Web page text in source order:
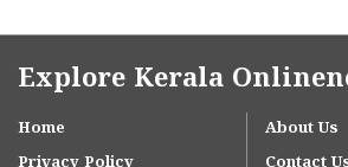
ടീസ്പൂൺ നെയ് – 3 ടേബിൾസ്പൂൺ + അര
Explore Kerala
Home
About Us
Privacy Policy
Contact